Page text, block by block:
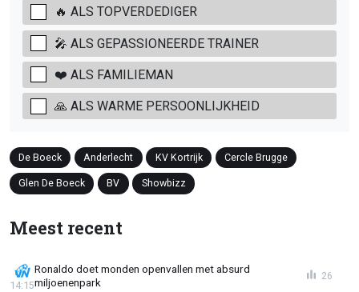
🔥 ALS TOPVERDEDIGER
🎤 ALS GEPASSIONEERDE TRAINER
❤️ ALS FAMILIEMAN
🙏 ALS WARME PERSOONLIJKHEID
De Boeck Anderlecht KV Kortrijk Cercle Brugge
Glen De Boeck BV Showbizz
Meest recent
Ronaldo doet monden openvallen met absurd
miljoenenpark
14:15
26